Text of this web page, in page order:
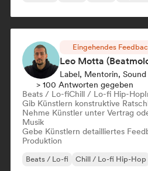
Eingehendes
Leo Motta
Label, Mentorin, Sound
> 100 Antworten gegeben
Beats / Lo-fiChill / Lo-fi Hip-Hop
Gib Künstlern konstruktive
Nehme Künstler unter Vertrag
Musik
Gebe Künstlern detailliertes
Produktion
Beats / Lo-fi Chill / Lo-fi Hip-Hop